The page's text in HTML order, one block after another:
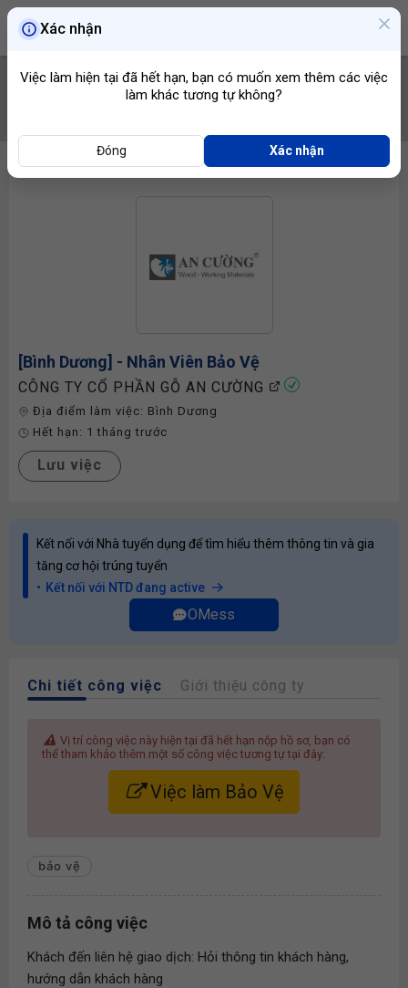
[Bình Dương] - Nhân Viên Bảo Vệ
CÔNG TY CỔ PHẦN GỖ AN CƯỜNG
Địa điểm làm việc: Bình Dương
Hết hạn: 1 tháng trước
Lưu việc
Kết nối với Nhà tuyển dụng để tìm hiểu thêm thông tin và gia
tăng cơ hội trúng tuyển
Kết nối với NTD đang active
OMess
Chi tiết công việc Giới thiệu công ty
Vị trí công việc này hiện tại đã hết hạn nộp hồ sơ, bạn có
thể tham khảo thêm một số công việc tương tự tại đây:
Việc làm Bảo Vệ
bảo vệ
Mô tả công việc
Khách đến liên hệ giao dịch: Hỏi thông tin khách hàng,
hướng dẫn khách hàng
Xác nhận
Việc làm hiện tại đã hết hạn, bạn có muốn xem thêm các việc
làm khác tương tự không?
Đóng Xác nhận